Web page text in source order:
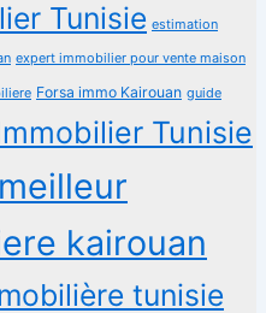
Tunisie estimation
expert immobilier pour vente maison
Forsa immo Kairouan guide
Tunisie
meilleur
kairouan
tunisie